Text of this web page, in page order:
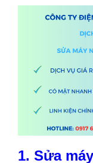
1. Sửa